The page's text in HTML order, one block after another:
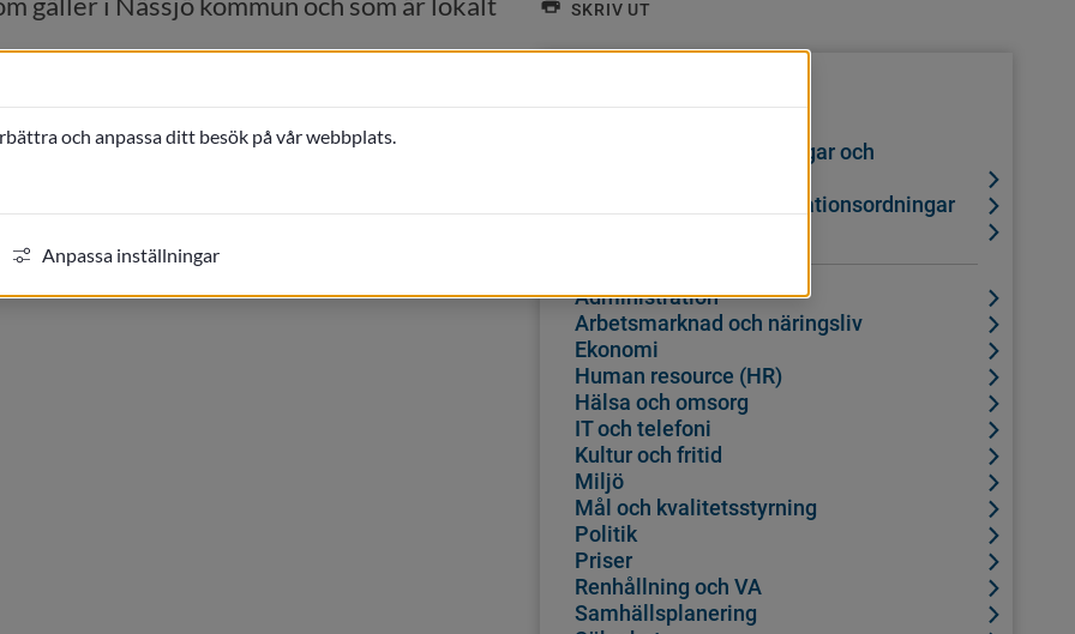
& land, Teknisk service, Utbildning o s v. Använd
du söker. Författningssamlingen uppdateras
SKRIV UT
Bolags-, förbundsordningar och
Reglementen och delegationsordningar
Administration
Arbetsmarknad och näringsliv
Ekonomi
Human resource (HR)
Hälsa och omsorg
IT och telefoni
Kultur och fritid
Miljö
Mål och kvalitetsstyrning
Politik
Priser
Renhållning och VA
Samhällsplanering
och anpassa ditt besök på vår webbplats.
Anpassa inställningar